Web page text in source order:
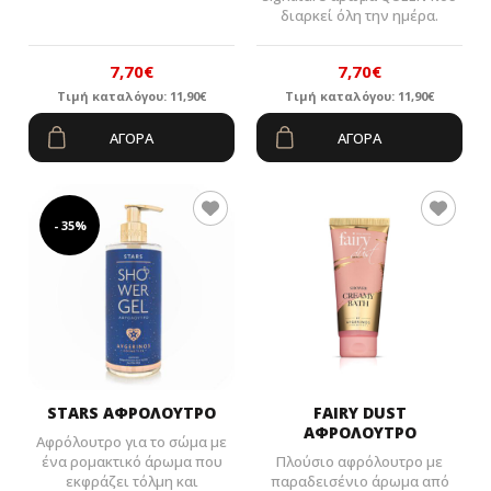
Original
11,90€.
7,70€
Η
είναι:
7,70€.
Τιμή καταλόγου: 11,90€
ΑΓΟΡΆ
διαρκεί όλη την ημέρα.
Original
11,90€.
7,70€
Η
είναι:
7,70€.
Τιμή καταλόγου: 11,90€
ΑΓΟΡΆ
- 35%
STARS ΑΦΡΟΛΟΥΤΡΟ
Αφρόλουτρο για το σώμα με
ένα ρομακτικό άρωμα που
εκφράζει τόλμη και
FAIRY DUST
ΑΦΡΟΛΟΥΤΡΟ
Πλούσιο αφρόλουτρο με
παραδεισένιο άρωμα από